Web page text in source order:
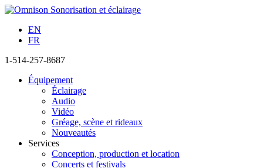
EN
FR
1-514-257-8687
Équipement
Éclairage
Audio
Vidéo
Gréage, scène et rideaux
Nouveautés
Services
Conception, production et location
Concerts et festivals